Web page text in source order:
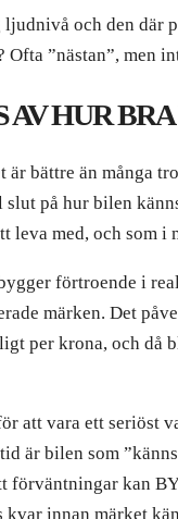
ljudnivå och den
”nästan”, men
AV HUR
bättre än många
på hur bilen
leva med, och som
förtroende i
märken. Det
per krona, och
att vara ett
är bilen som
kan
innan märket